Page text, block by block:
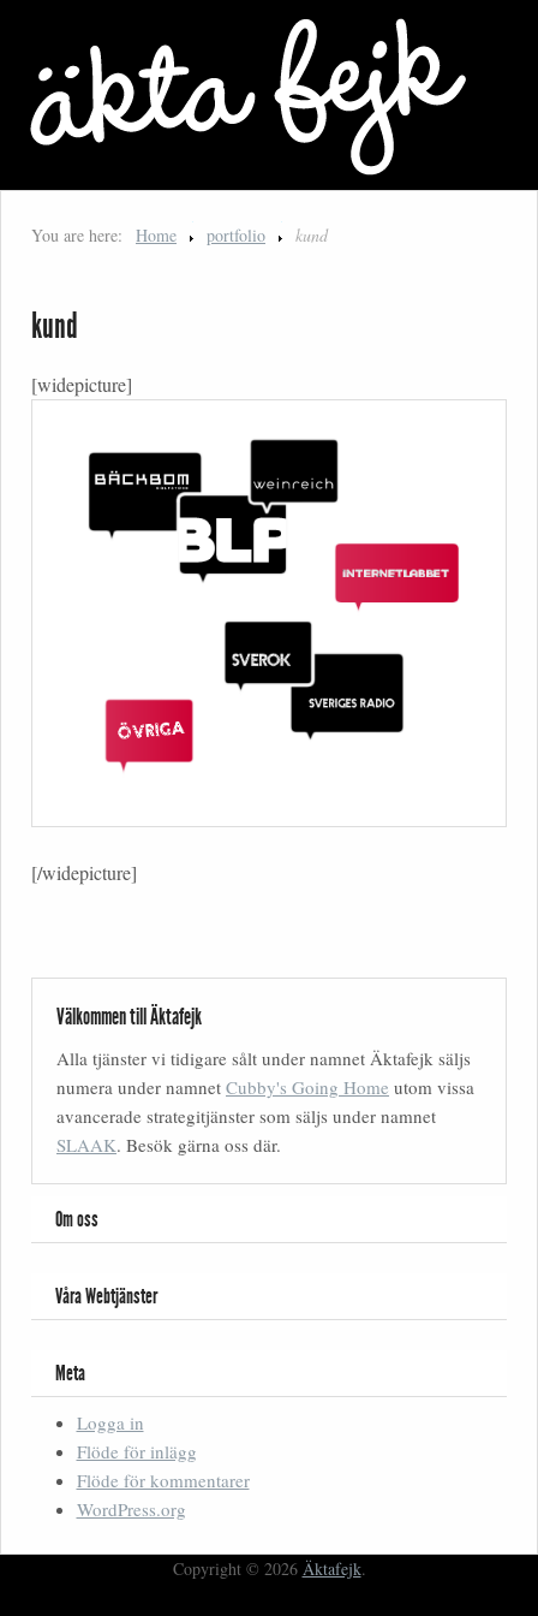
You are here: Home portfolio kund
kund
[widepicture]
[/widepicture]
Välkommen till Äktafejk
Alla tjänster vi tidigare sålt under namnet Äktafejk säljs
numera under namnet Cubby's Going Home utom vissa
avancerade strategitjänster som säljs under namnet
SLAAK. Besök gärna oss där.
Om oss
Våra Webtjänster
Meta
Logga in
Flöde för inlägg
Flöde för kommentarer
WordPress.org
Copyright © 2026 Äktafejk.